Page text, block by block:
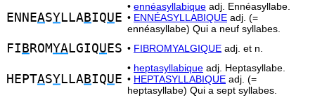
ENNEASYLLABIQU E
• ennéasyllabique adj. Ennéasyllabe.
• ENNÉASYLLABIQUE adj. (=
ennéasyllabe) Qui a neuf syllabes.
FI B ROMYALGIQU ES • FIBROMYALGIQUE adj. et n.
HEPTASYLLABIQU E
• heptasyllabique adj. Heptasyllabe.
• HEPTASYLLABIQUE adj. (=
heptasyllabe) Qui a sept syllabes.